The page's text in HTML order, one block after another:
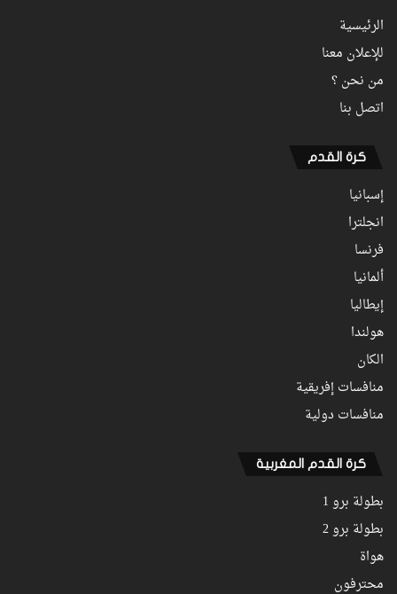
الرئيسية
للإعلان معنا
من نحن ؟
اتصل بنا
كرة القدم
إسبانيا
انجلترا
فرنسا
ألمانيا
إيطاليا
هولندا
الكان
منافسات إفريقية
منافسات دولية
كرة القدم المغربية
بطولة برو 1
بطولة برو 2
هواة
محترفون